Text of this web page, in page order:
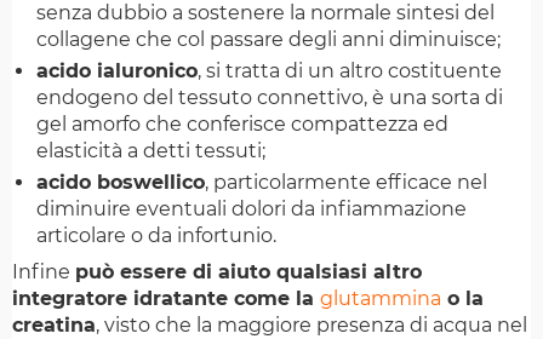
senza dubbio a sostenere la normale sintesi del
collagene che col passare degli anni diminuisce;
acido ialuronico, si tratta di un altro costituente
endogeno del tessuto connettivo, è una sorta di
gel amorfo che conferisce compattezza ed
elasticità a detti tessuti;
acido boswellico, particolarmente efficace nel
diminuire eventuali dolori da infiammazione
articolare o da infortunio.
Infine può essere di aiuto qualsiasi altro
integratore idratante come la glutammina o la
creatina, visto che la maggiore presenza di acqua nel